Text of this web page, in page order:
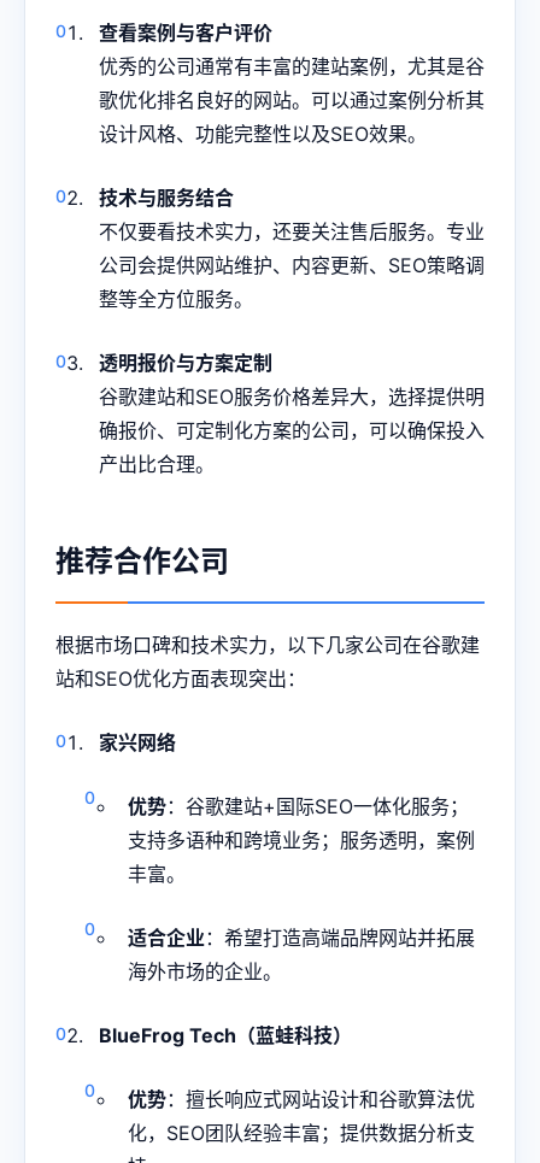
查看案例与客户评价
优秀的公司通常有丰富的建站案例，尤其是谷
歌优化排名良好的网站。可以通过案例分析其
设计风格、功能完整性以及SEO效果。
技术与服务结合
不仅要看技术实力，还要关注售后服务。专业
公司会提供网站维护、内容更新、SEO策略调
整等全方位服务。
透明报价与方案定制
谷歌建站和SEO服务价格差异大，选择提供明
确报价、可定制化方案的公司，可以确保投入
产出比合理。
推荐合作公司
根据市场口碑和技术实力，以下几家公司在谷歌建
站和SEO优化方面表现突出：
家兴网络
优势：谷歌建站+国际SEO一体化服务；
支持多语种和跨境业务；服务透明，案例
丰富。
适合企业：希望打造高端品牌网站并拓展
海外市场的企业。
BlueFrog Tech（蓝蛙科技）
优势：擅长响应式网站设计和谷歌算法优
化，SEO团队经验丰富；提供数据分析支